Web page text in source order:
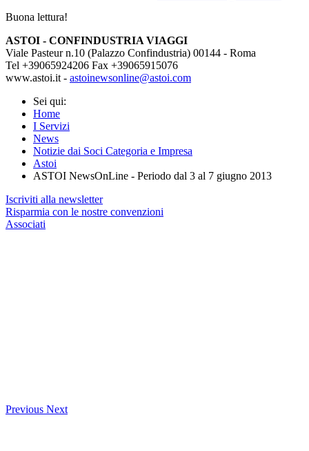
Buona lettura!
ASTOI - CONFINDUSTRIA VIAGGI
Viale Pasteur n.10 (Palazzo Confindustria) 00144 - Roma
Tel +39065924206 Fax +39065915076
www.astoi.it - astoinewsonline@astoi.com
Sei qui:
Home
I Servizi
News
Notizie dai Soci Categoria e Impresa
Astoi
ASTOI NewsOnLine - Periodo dal 3 al 7 giugno 2013
Iscriviti alla newsletter
Risparmia con le nostre convenzioni
Associati
Previous Next